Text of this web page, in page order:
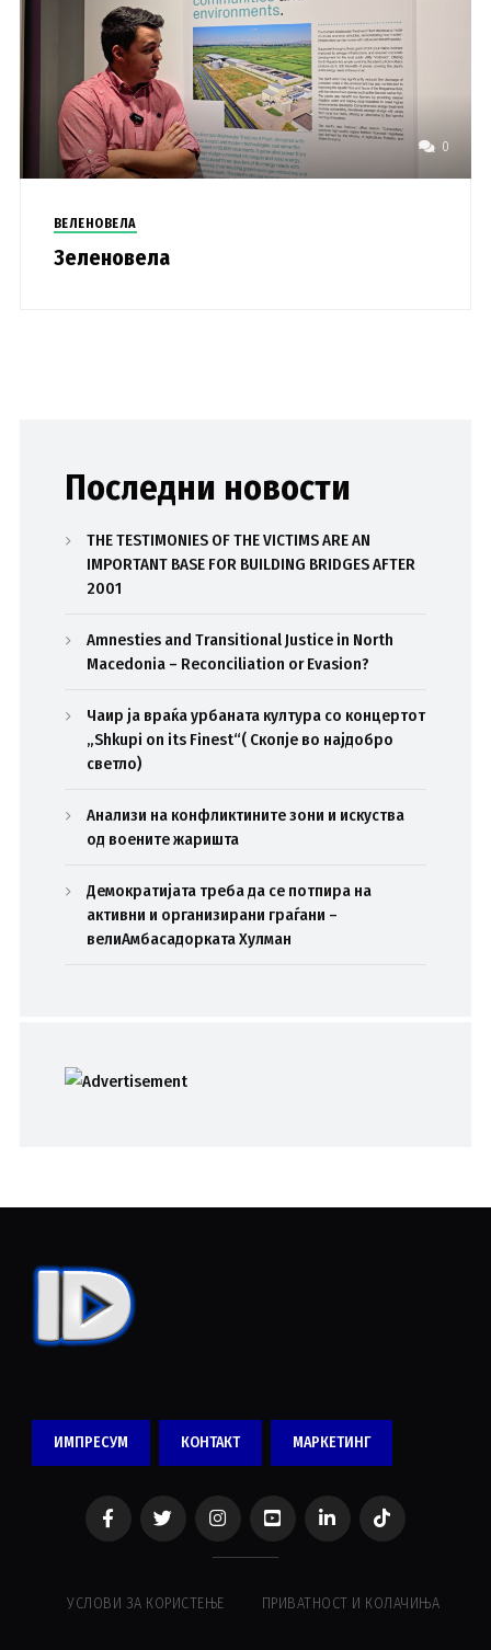
0
ВЕЛЕНОВЕЛА
Зеленовела
Последни новости
THE TESTIMONIES OF THE VICTIMS ARE AN
IMPORTANT BASE FOR BUILDING BRIDGES AFTER
2001
Amnesties and Transitional Justice in North
Macedonia – Reconciliation or Evasion?
Чаир ја враќа урбаната култура со концертот
„Shkupi on its Finest“( Скопје во најдобро
светло)
Анализи на конфликтините зони и искуства
од воените жаришта
Демократијата треба да се потпира на
активни и организирани граѓани –
велиАмбасадорката Хулман
ИМПРЕСУМ КОНТАКТ МАРКЕТИНГ
УСЛОВИ ЗА КОРИСТЕЊЕ ПРИВАТНОСТ И КОЛАЧИЊА